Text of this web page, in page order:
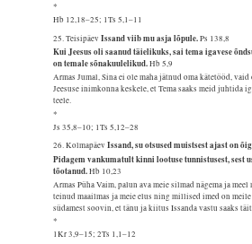
*
Hb 12,18–25; 1Ts 5,1–11
25. TeisipäevIssand viib mu asja lõpule.Ps 138,8
Kui Jeesus oli saanud täielikuks, sai tema igavese
on temale sõnakuulelikud.Hb 5,9
Armas Jumal, Sina ei ole maha jätnud oma kätetööd, vaid
Jeesuse inimkonna keskele, et Tema saaks meid juhtida
teele.
*
Js 35,8–10; 1Ts 5,12–28
26. KolmapäevIssand, su otsused muistsest ajast on
Pidagem vankumatult kinni lootuse tunnistusest, sest
tõotanud.Hb 10,23
Armas Püha Vaim, palun ava meie silmad nägema ja
teinud maailmas ja meie elus ning millised imed on meile
südamest soovin, et tänu ja kiitus Issanda vastu saaks
*
1Kr 3,9–15; 2Ts 1,1–12